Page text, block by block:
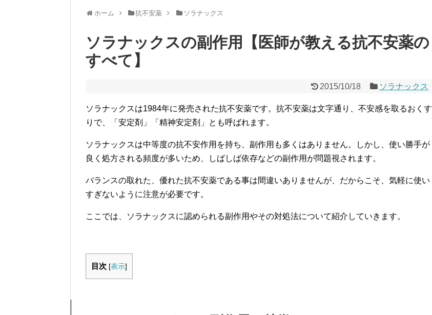
ホーム 抗不安薬 ソラナックス
ソラナックスの副作用【医師が教える抗不安薬の
すべて】
2015/10/18 ソラナックス
ソラナックスは1984年に発売された抗不安薬です。抗不安薬は文字通り、不安感を取るおくす
りで、「安定剤」「精神安定剤」とも呼ばれます。
ソラナックスは中等度の抗不安作用を持ち、副作用も多くはありません。しかし、使い勝手が
良く処方される頻度が多いため、
しばしば依存などの副作用が問題視されます。
バランスの取れた、優れた抗不安薬である事は間違いありませんが、だからこそ、気軽に使い
すぎないように注意が必要です。
ここでは、ソラナックスに認められる副作用やその対処法について紹介していきます。
目次 [表示]